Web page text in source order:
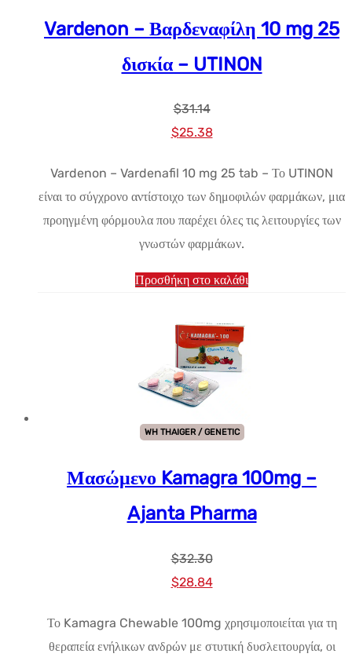
Vardenon – Βαρδεναφίλη 10 mg 25
δισκία – UTINON
$31.14
Αρχική
$31.14.
$25.38Η
τιμή
είναι:
$25.38.
Vardenon – Vardenafil 10 mg 25 tab – Το UTINON
είναι το σύγχρονο αντίστοιχο των δημοφιλών φαρμάκων, μια
προηγμένη φόρμουλα που παρέχει όλες τις λειτουργίες των
γνωστών φαρμάκων.
Προσθήκη στο καλάθι
WH THAIGER / GENETIC
Μασώμενο Kamagra 100mg –
Ajanta Pharma
$32.30
Αρχική
$32.30.
$28.84Η
τιμή
είναι:
Το Kamagra Chewable 100mg χρησιμοποιείται για τη
θεραπεία ενήλικων ανδρών με στυτική δυσλειτουργία, οι